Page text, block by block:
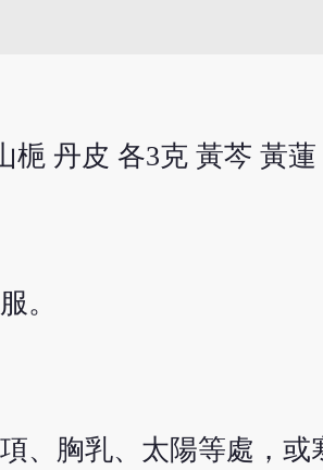
丹皮 各3克 黃芩 黃
。
、胸乳、太陽等處，